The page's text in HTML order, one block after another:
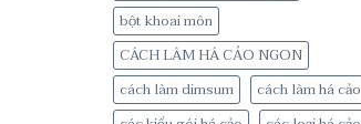
bột khoai môn
CÁCH LÀM HÁ CẢO NGON
cách làm dimsum
cách làm há cảo